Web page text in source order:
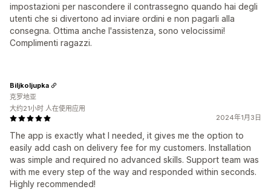
impostazioni per nascondere il contrassegno quando hai degli
utenti che si divertono ad inviare ordini e non pagarli alla
consegna. Ottima anche l'assistenza, sono velocissimi!
Complimenti ragazzi.
2024年1月3日
The app is exactly what I needed, it gives me the option to
easily add cash on delivery fee for my customers. Installation
was simple and required no advanced skills. Support team was
with me every step of the way and responded within seconds.
Highly recommended!
Biljkoljupka
克罗地亚
大约21小时 人在使用应用